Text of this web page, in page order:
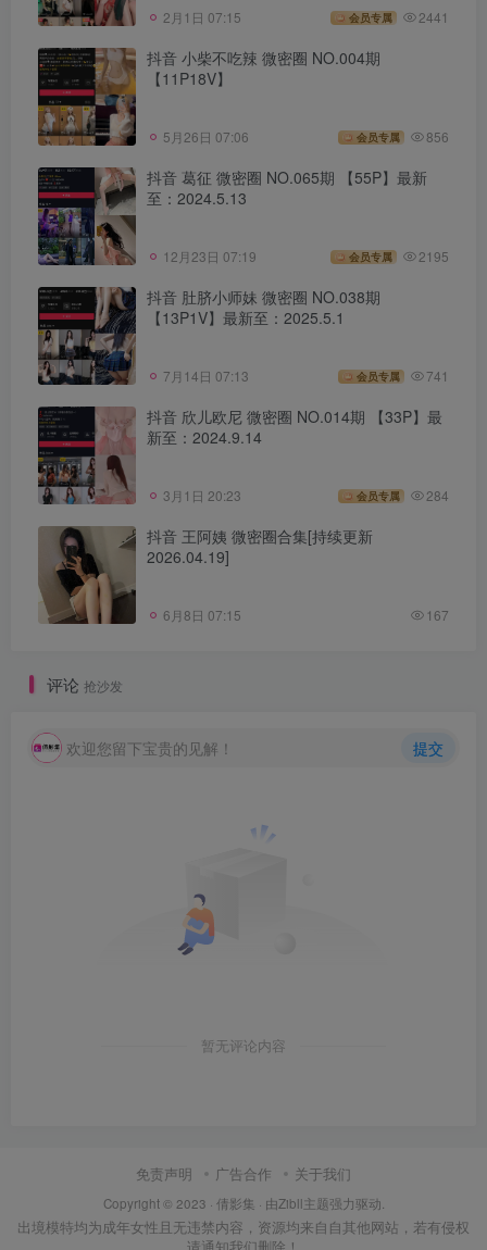
2月1日 07:15 会员专属 2441
抖音 小柴不吃辣 微密圈 NO.004期
【11P18V】
5月26日 07:06 会员专属 856
抖音 葛征 微密圈 NO.065期 【55P】最新
至：2024.5.13
12月23日 07:19 会员专属 2195
抖音 肚脐小师妹 微密圈 NO.038期
【13P1V】最新至：2025.5.1
7月14日 07:13 会员专属 741
抖音 欣儿欧尼 微密圈 NO.014期 【33P】最
新至：2024.9.14
3月1日 20:23 会员专属 284
抖音 王阿姨 微密圈合集[持续更新
2026.04.19]
6月8日 07:15 167
评论 抢沙发
欢迎您留下宝贵的见解！ 提交
暂无评论内容
免责声明 广告合作 关于我们
Copyright © 2023 · 倩影集 · 由Zibll主题强力驱动.
出境模特均为成年女性且无违禁内容，资源均来自自其他网站，若有侵权
请通知我们删除！